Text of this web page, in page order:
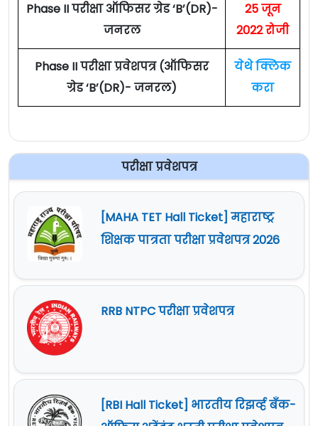
Phase II परीक्षा ऑफिसर ग्रेड ‘B’(DR)-
जनरल
25 जून
2022 रोजी
Phase II परीक्षा प्रवेशपत्र (ऑफिसर
ग्रेड ‘B’(DR)- जनरल)
येथे क्लिक
करा
परीक्षा प्रवेशपत्र
[MAHA TET Hall Ticket] महाराष्ट्र
शिक्षक पात्रता परीक्षा प्रवेशपत्र 2026
RRB NTPC परीक्षा प्रवेशपत्र
[RBI Hall Ticket] भारतीय रिझर्व्ह बँक-